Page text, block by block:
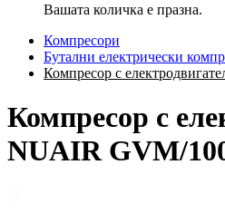
Вашата количка е празна.
Компресори
Бутални електрически
Компресор с
Компресор с
NUAIR GVM/